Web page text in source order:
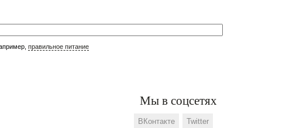
правильное питание
Мы в соцсетях
ВКонтакте Twitter